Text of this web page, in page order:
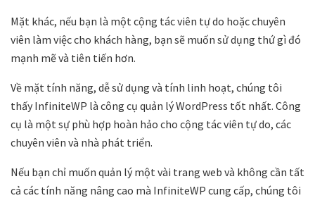
Mặt khác, nếu bạn là một cộng tác viên tự do hoặc chuyên
viên làm việc cho khách hàng, bạn sẽ muốn sử dụng thứ gì đó
mạnh mẽ và tiên tiến hơn.
Về mặt tính năng, dễ sử dụng và tính linh hoạt, chúng tôi
thấy InfiniteWP là công cụ quản lý WordPress tốt nhất. Công
cụ là một sự phù hợp hoàn hảo cho cộng tác viên tự do, các
chuyên viên và nhà phát triển.
Nếu bạn chỉ muốn quản lý một vài trang web và không cần tất
cả các tính năng nâng cao mà InfiniteWP cung cấp, chúng tôi